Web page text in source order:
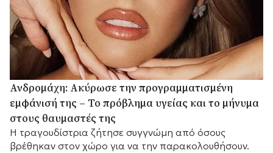
Ανδρομάχη: Ακύρωσε την προγραμματισμένη
εμφάνισή της – Το πρόβλημα υγείας και το μήνυμα
στους θαυμαστές της
Η τραγουδίστρια ζήτησε συγγνώμη από όσους
βρέθηκαν στον χώρο για να την παρακολουθήσουν.